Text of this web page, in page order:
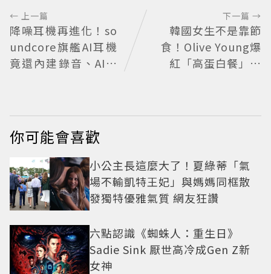
← 上一篇
降噪耳機再進化！so
undcore旗艦AI耳機
竟還內建錄音、AI會
下一篇 →
韓國女生不是靠節
食！Olive Young爆
紅「高蛋白餐」曝
肉
你可能會喜歡
小公主長這麼大了！夏綠蒂「氣
場不輸凱特王妃」與媽媽同框散
發獨特優雅氣質 網友狂讚
六點認識《蜘蛛人：重生日》
Sadie Sink 厭世高冷成Gen Z新
女神